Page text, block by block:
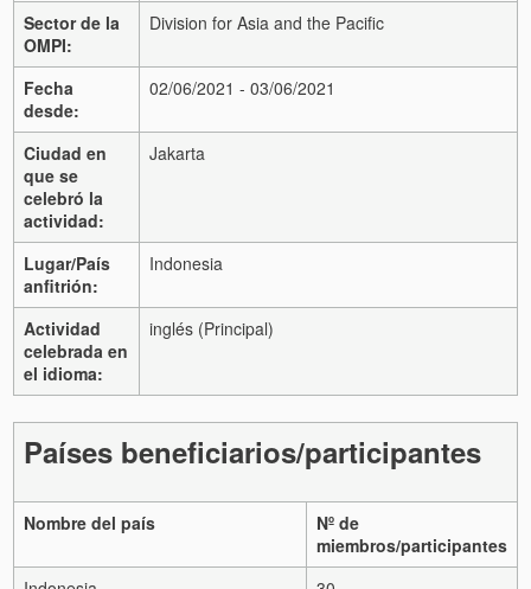
Sector de la
OMPI:
Division for Asia and the Pacific
Fecha
desde:
02/06/2021 - 03/06/2021
Ciudad en
que se
celebró la
actividad:
Jakarta
Lugar/País
anfitrión:
Indonesia
Actividad
celebrada en
el idioma:
inglés (Principal)
Países beneficiarios/participantes
Nombre del país
Nº de
miembros/participantes